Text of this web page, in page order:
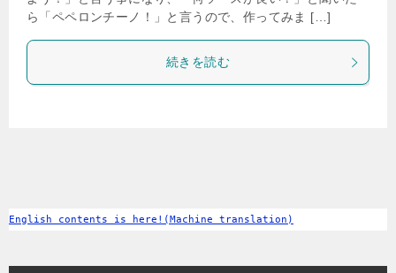
ら「ペペロンチーノ！」と言うので、作ってみま […]
続きを読む
English contents is here!(Machine translation)